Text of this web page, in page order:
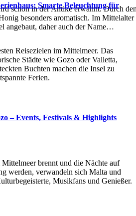
schon in der Antike erwähnt. Durch
besonders aromatisch. Im
angebaut, daher auch der Name…
Smarte Beleuchtung für
Reisezielen im Mittelmeer. Das
Städte wie Gozo oder Valletta,
Buchten machen die Insel zu
Ferien.
– Events, Festivals & Highlights
brennt und die Nächte auf
werden, verwandeln sich Malta und
Musikfans und Genießer.